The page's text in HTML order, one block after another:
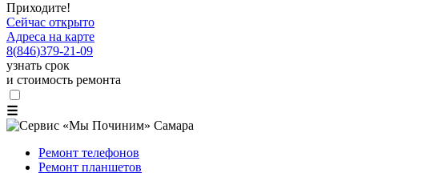
Приходите!
Сейчас открыто
Адреса на карте
8(846)379-21-09
узнать срок
и стоимость ремонта
☰
Ремонт телефонов
Ремонт планшетов